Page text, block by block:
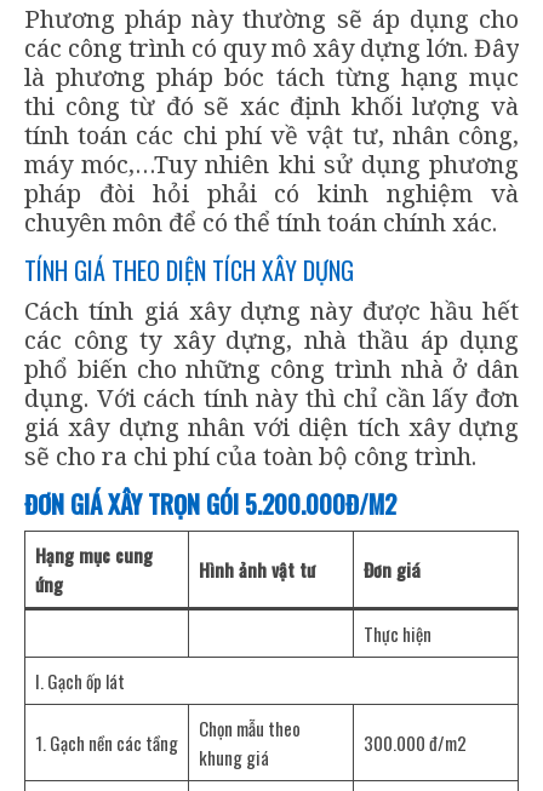
Phương pháp này thường sẽ áp dụng cho
các công trình có quy mô xây dựng lớn. Đây
là phương pháp bóc tách từng hạng mục
thi công từ đó sẽ xác định khối lượng và
tính toán các chi phí về vật tư, nhân công,
máy móc,…Tuy nhiên khi sử dụng phương
pháp đòi hỏi phải có kinh nghiệm và
chuyên môn để có thể tính toán chính xác.
TÍNH GIÁ THEO DIỆN TÍCH XÂY DỰNG
Cách tính giá xây dựng này được hầu hết
các công ty xây dựng, nhà thầu áp dụng
phổ biến cho những công trình nhà ở dân
dụng. Với cách tính này thì chỉ cần lấy đơn
giá xây dựng nhân với diện tích xây dựng
sẽ cho ra chi phí của toàn bộ công trình.
ĐƠN GIÁ XÂY TRỌN GÓI 5.200.000Đ/M2
Hạng mục cung
ứng
Hình ảnh vật tư Đơn giá
Thực hiện
I. Gạch ốp lát
1. Gạch nền các tầng
Chọn mẫu theo
khung giá
300.000 đ/m2